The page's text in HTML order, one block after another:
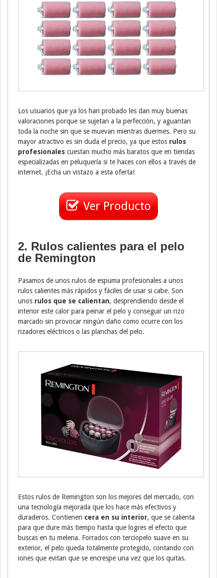
Los usuarios que ya los han probado les dan muy buenas
valoraciones porque se sujetan a la perfección, y aguantan
toda la noche sin que se muevan mientras duermes. Pero su
mayor atractivo es sin duda el precio, ya que estos rulos
profesionales cuestan mucho más baratos que en tiendas
especializadas en peluquería si te haces con ellos a través de
internet. ¡Echa un vistazo a esta oferta!
Ver Producto
2. Rulos calientes para el pelo
de Remington
Pasamos de unos rulos de espuma profesionales a unos
rulos calientes más rápidos y fáciles de usar si cabe. Son
unos rulos que se calientan, desprendiendo desde el
interior este calor para peinar el pelo y conseguir un rizo
marcado sin provocar ningún daño como ocurre con los
rizadores eléctricos o las planchas del pelo.
Estos rulos de Remington son los mejores del mercado, con
una tecnología mejorada que los hace más efectivos y
duraderos. Contienen cera en su interior, que se calienta
para que dure más tiempo hasta que logres el efecto que
buscas en tu melena. Forrados con terciopelo suave en su
exterior, el pelo queda totalmente protegido, contando con
iones que evitan que se encrespe una vez que los quitas.